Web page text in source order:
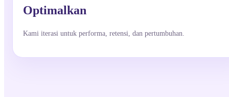
Optimalkan
Kami iterasi untuk performa, retensi, dan pertumbuhan.